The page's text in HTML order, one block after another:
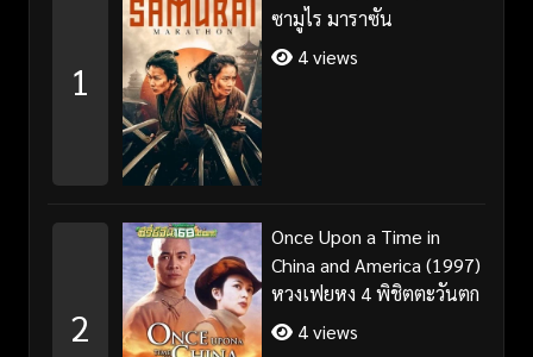
1
ซามูไร มาราซัน
4 views
2
Once Upon a Time in
China and America (1997)
หวงเฟยหง 4 พิชิตตะวันตก
4 views